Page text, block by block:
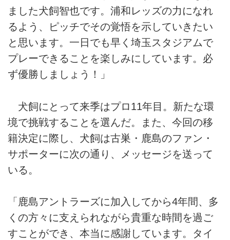
ました犬飼智也です。浦和レッズの力になれ
るよう、ピッチでその覚悟を示していきたい
と思います。一日でも早く埼玉スタジアムで
プレーできることを楽しみにしています。必
ず優勝しましょう！」
犬飼にとって来季はプロ11年目。新たな環
境で挑戦することを選んだ。また、今回の移
籍決定に際し、犬飼は古巣・鹿島のファン・
サポーターに次の通り、メッセージを送って
いる。
「鹿島アントラーズに加入してから4年間、多
くの方々に支えられながら貴重な時間を過ご
すことができ、本当に感謝しています。タイ